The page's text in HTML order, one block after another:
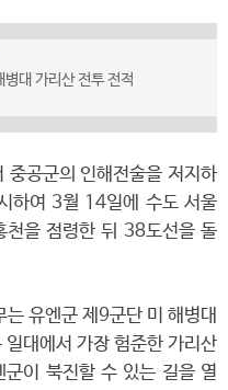
대 가리산 전투 전적
공군의 인해전술을 저지하
하여 3월 14일에 수도 서울
천을 점령한 뒤 38도선을 돌
유엔군 제9군단 미 해병대
대에서 가장 험준한 가리산
이 북진할 수 있는 길을 열